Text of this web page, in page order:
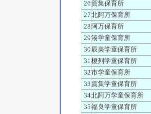
26賀集保育所
27北阿万保育所
28 阿万保育所
29湊学童保育所
30 辰美学童保育所
31榎列学童保育所
32市学童保育所
33賀集学童保育所
34北阿万学童保育所
35福良学童保育所